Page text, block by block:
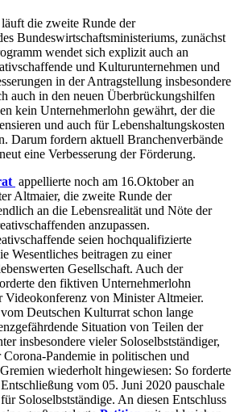
die zweite Runde der
Bundeswirtschaftsministeriums, zunächst
wendet sich explizit auch an
und Kulturunternehmen und
in der Antragstellung insbesondere
auch in den neuen Überbrückungshilfen
kein Unternehmerlohn gewährt, der die
und auch für Lebenshaltungskosten
Darum fordern aktuell Branchenverbände
eine Verbesserung der Förderung.
appellierte noch am 16.Oktober an
Altmaier, die zweite Runde der
an die Lebensrealität und Nöte der
anzupassen.
seien hochqualifizierte
Wesentliches beitragen zu einer
Gesellschaft. Auch der
den fiktiven Unternehmerlohn
Videokonferenz von Minister Altmeier.
Deutschen Kulturrat schon lange
Situation von Teilen der
insbesondere vieler Soloselbstständiger,
Pandemie in politischen und
wiederholt hingewiesen: So forderte
vom 05. Juni 2020 pauschale
Soloselbstständige. An diesen Entschluss